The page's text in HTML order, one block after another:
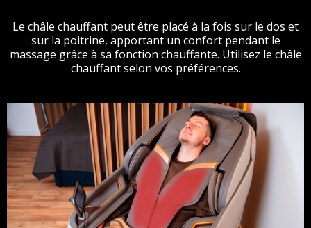
Le châle chauffant peut être placé à la fois sur le dos et
sur la poitrine, apportant un confort pendant le
massage grâce à sa fonction chauffante. Utilisez le châle
chauffant selon vos préférences.